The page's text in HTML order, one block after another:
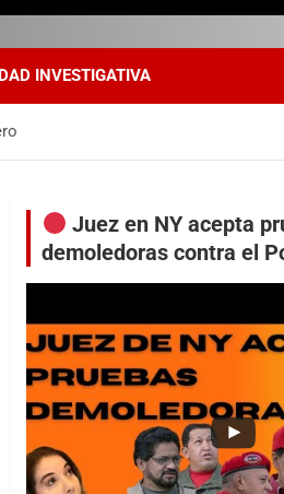
INVESTIGATIVA
Juez en NY acepta
demoledoras contra el